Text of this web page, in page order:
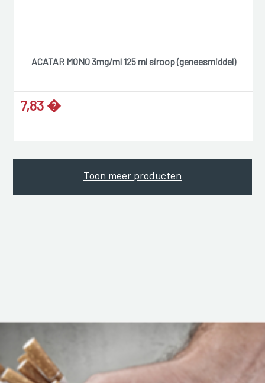
ACATAR MONO 3mg/ml 125 ml siroop (geneesmiddel)
7,83 �
Toon meer producten